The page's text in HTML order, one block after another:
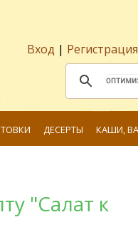
Вход | Регистрация
ДЕСЕРТЫ КАШИ,
"Салат к